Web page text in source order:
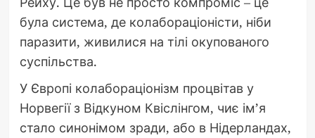
була система, де колабораціоністи, ніби
паразити, живилися на тілі окупованого
суспільства.
У Європі колабораціонізм процвітав у
Норвегії з Відкуном Квіслінгом, чиє ім’я
стало синонімом зради, або в Нідерландах,